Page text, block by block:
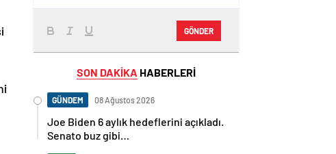
GÖNDER
SON DAKİKA HABERLERİ
GÜNDEM 08 Ağustos 2026
Joe Biden 6 aylık hedeflerini açıkladı.
Senato buz gibi…